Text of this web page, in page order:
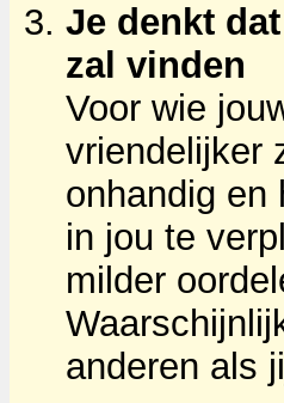
Je denkt
zal vinden
Voor wie
vriendelijker
onhandig en
in jou te
milder
anderen als